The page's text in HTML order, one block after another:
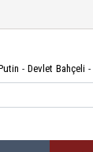
- Devlet Bahçeli -